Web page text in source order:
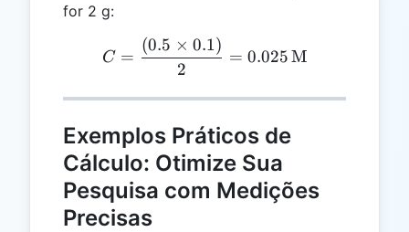
for 2 g:
C = \frac{(0.5 \times
C =
2
(0.5 × 0.1)
= 0.025M
Exemplos Práticos de
Cálculo: Otimize Sua
Pesquisa com Medições
Precisas